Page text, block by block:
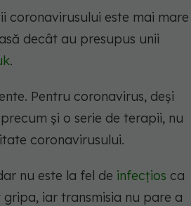
coronavirusului este mai mare
decât au presupus unii
.
Pentru coronavirus, deși
și o serie de terapii, nu
coronavirusului.
nu este la fel de infecțios ca
iar transmisia nu pare a